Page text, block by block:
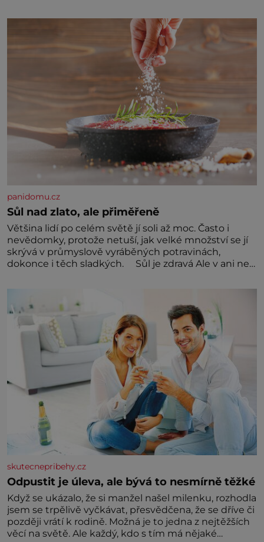
židovské kultury ŠTETL FEST 2026. Některé návraty
nejsou jednoduché. Místa, která si člověk pamatuje z
rodinných vyprávění, už dávno
panidomu.cz
Sůl nad zlato, ale přiměřeně
Většina lidí po celém světě jí soli až moc. Často i
nevědomky, protože netuší, jak velké množství se jí
skrývá v průmyslově vyráběných potravinách,
dokonce i těch sladkých. Sůl je zdravá Ale v ani ne
běžné. Její základní složky– sodík a chlór – jsou
skutecnepribehy.cz
Odpustit je úleva, ale bývá to nesmírně těžké
Když se ukázalo, že si manžel našel milenku, rozhodla
jsem se trpělivě vyčkávat, přesvědčena, že se dříve či
později vrátí k rodině. Možná je to jedna z nejtěžších
věcí na světě. Ale každý, kdo s tím má nějaké